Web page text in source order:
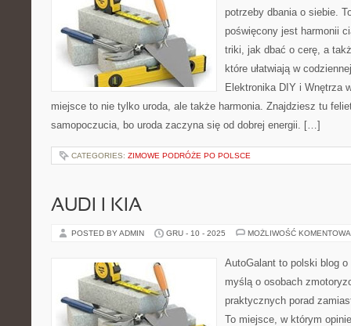
potrzeby dbania o siebie.
poświęcony jest harmonii
triki, jak dbać o cerę, a
które ułatwiają w
Elektronika DIY i Wnętrza
miejsce to nie tylko uroda, ale także harmonia. Znajdziesz tu
samopoczucia, bo uroda zaczyna się od dobrej energii. […]
CATEGORIES: ZIMOWE PODRÓŻE PO POLSCE
AUDI I KIA
POSTED BY ADMIN GRU - 10 - 2025 MOŻLIWOŚĆ
AutoGalant to polski blog
myślą o osobach
praktycznych porad
To miejsce, w którym